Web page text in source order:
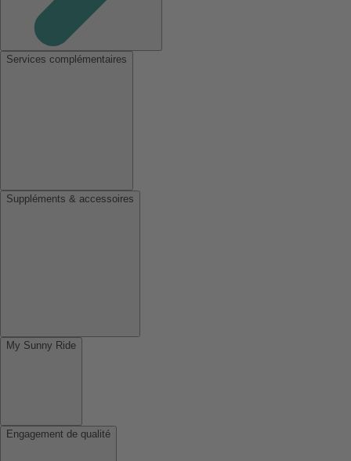
Services complémentaires
Suppléments & accessoires
My Sunny Ride
Engagement de qualité